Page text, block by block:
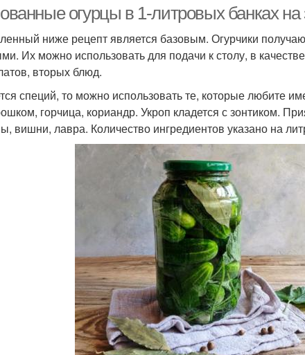
огурцы в 1-литровых банках на
ниже рецепт является базовым. Огурчики
Их можно использовать для подачи к столу, в
вторых блюд.
специй, то можно использовать те, которые любите
горчица, кориандр. Укроп кладется с зонтиком.
вишни, лавра. Количество ингредиентов указано на